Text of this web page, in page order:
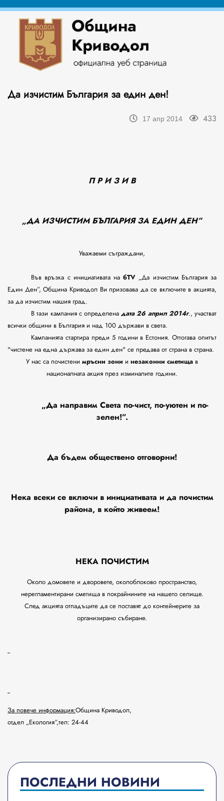
Да изчистим България за един ден!
17 апр 2014 433
П Р И З И В
„ДА ИЗЧИСТИМ БЪЛГАРИЯ ЗА ЕДИН ДЕН”
Уважаеми съграждани,
Във връзка с инициативата набТV „Да изчистим България за
Един Ден”, Община Криводол Ви призовава да се включите в акцията,
за да изчистим нашия град.
В тази кампания с определенадата 26 април 2014г., участват
всички общини в България и над 100 държави в света.
Кампанията стартира преди 5 години в Естония. Оттогава опитът
"чистене на една държава за един ден" се предава от страна в страна.
У нас са почистени мръсни зони и незаконни сметища в
националната акция през изминалите години.
„Да направим Света по-чист, по-уютен и по-
зелен!”.
Да бъдем обществено отговорни!
Нека всеки се включи в инициативата и да почистим
района, в който живеем!
НЕКА ПОЧИСТИМ
Около домовете и дворовете, околоблоково пространство,
нерегламентирани сметища в покрайнините на нашето селище.
След акцията отпадъците да се поставят до контейнерите за
организирано събиране.
За повече информация:Община Криводол,
отдел „Екология“,тел: 24-44
ПОСЛЕДНИ НОВИНИ